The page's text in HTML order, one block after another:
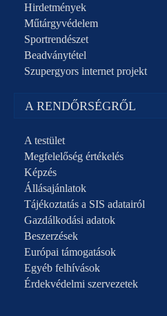
Hirdetmények
Műtárgyvédelem
Sportrendészet
Beadványtétel
Szupergyors internet projekt
A RENDŐRSÉGRŐL
A testület
Megfelelőség értékelés
Képzés
Állásajánlatok
Tájékoztatás a SIS adatairól
Gazdálkodási adatok
Beszerzések
Európai támogatások
Egyéb felhívások
Érdekvédelmi szervezetek